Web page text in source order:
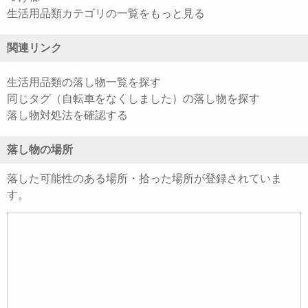
生活用品類カテゴリの一覧をもっと見る
関連リンク
生活用品類の落し物一覧を探す
同じタグ（自転車をなくしました）の落し物を探す
落し物対処法を確認する
落し物の場所
落した可能性のある場所・拾った場所が登録されていま
す。